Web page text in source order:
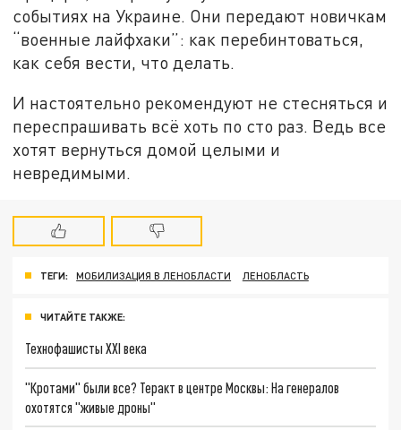
событиях на Украине. Они передают новичкам
“военные лайфхаки”: как перебинтоваться,
как себя вести, что делать.
И настоятельно рекомендуют не стесняться и
переспрашивать всё хоть по сто раз. Ведь все
хотят вернуться домой целыми и
невредимыми.
ТЕГИ: МОБИЛИЗАЦИЯ В ЛЕНОБЛАСТИ ЛЕНОБЛАСТЬ
ЧИТАЙТЕ ТАКЖЕ:
Технофашисты XXI века
"Кротами" были все? Теракт в центре Москвы: На генералов
охотятся "живые дроны"